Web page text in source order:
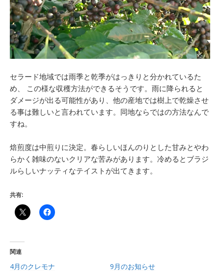
セラード地域では雨季と乾季がはっきりと分かれているた
め、 この様な収穫方法ができるそうです。雨に降られると
ダメージが出る可能性があり、他の産地では樹上で乾燥させ
る事は難しいと言われています。同地ならではの方法なんで
すね。
焙煎度は中煎りに決定。春らしいほんのりとした甘みとやわ
らかく雑味のないクリアな苦みがあります。冷めるとブラジ
ルらしいナッティなテイストが出てきます。
共有:
関連
4月のクレモナ
9月のお知らせ